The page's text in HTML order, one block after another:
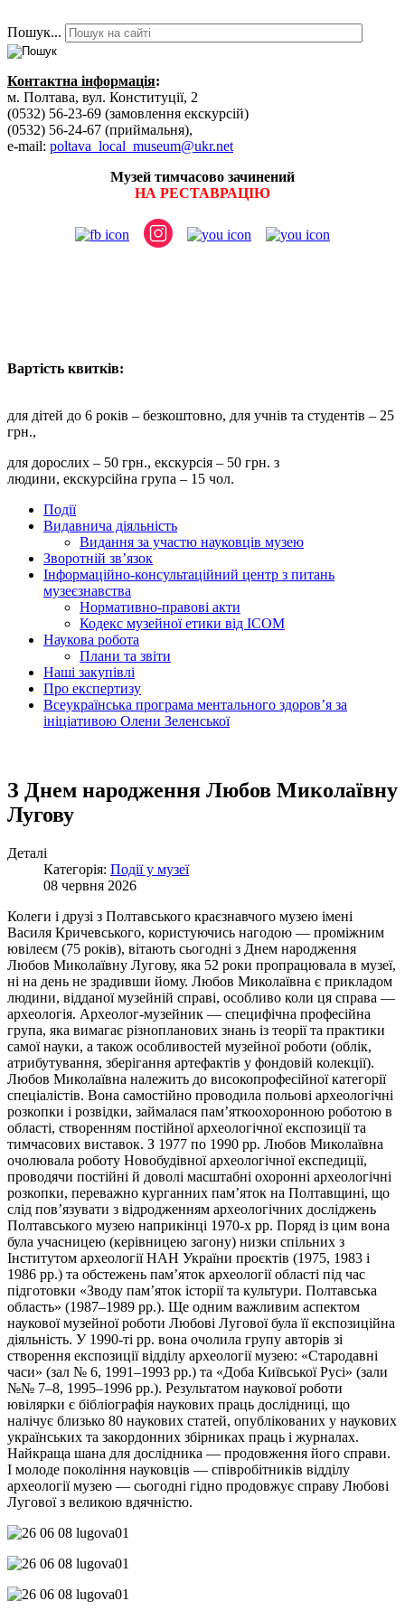
Пошук...
Контактна інформація:
м. Полтава, вул. Конституції, 2
(0532) 56-23-69 (замовлення екскурсій)
(0532) 56-24-67 (приймальня),
e-mail: poltava_local_museum@ukr.net
Музей тимчасово зачинений
НА РЕСТАВРАЦІЮ
Вартість квитків:
для дітей до 6 років – безкоштовно, для учнів та студентів – 25
грн.,
для дорослих – 50 грн., екскурсія – 50 грн. з
людини, екскурсійна група – 15 чол.
Події
Видавнича діяльність
Видання за участю науковців музею
Зворотній зв’язок
Інформаційно-консультаційний центр з питань
музеєзнавства
Нормативно-правові акти
Кодекс музейної етики від ІСОМ
Наукова робота
Плани та звіти
Наші закупівлі
Про експертизу
Всеукраїнська програма ментального здоров’я за
ініціативою Олени Зеленської
З Днем народження Любов Миколаївну
Лугову
Деталі
Категорія: Події у музеї
08 червня 2026
Колеги і друзі з Полтавського краєзнавчого музею імені
Василя Кричевського, користуючись нагодою — проміжним
ювілеєм (75 років), вітають сьогодні з Днем народження
Любов Миколаївну Лугову, яка 52 роки пропрацювала в музеї,
ні на день не зрадивши йому. Любов Миколаївна є прикладом
людини, відданої музейній справі, особливо коли ця справа —
археологія. Археолог-музейник — специфічна професійна
група, яка вимагає різнопланових знань із теорії та практики
самої науки, а також особливостей музейної роботи (облік,
атрибутування, зберігання артефактів у фондовій колекції).
Любов Миколаївна належить до високопрофесійної категорії
спеціалістів. Вона самостійно проводила польові археологічні
розкопки і розвідки, займалася пам’яткоохоронною роботою в
області, створенням постійної археологічної експозиції та
тимчасових виставок. З 1977 по 1990 рр. Любов Миколаївна
очолювала роботу Новобудівної археологічної експедиції,
проводячи постійні й доволі масштабні охоронні археологічні
розкопки, переважно курганних пам’яток на Полтавщині, що
слід пов’язувати з відродженням археологічних досліджень
Полтавського музею наприкінці 1970-х рр. Поряд із цим вона
була учасницею (керівницею загону) низки спільних з
Інститутом археології НАН України проєктів (1975, 1983 і
1986 рр.) та обстежень пам’яток археології області під час
підготовки «Зводу пам’яток історії та культури. Полтавська
область» (1987–1989 рр.). Ще одним важливим аспектом
наукової музейної роботи Любові Лугової була її експозиційна
діяльність. У 1990-ті рр. вона очолила групу авторів зі
створення експозиції відділу археології музею: «Стародавні
часи» (зал № 6, 1991–1993 рр.) та «Доба Київської Русі» (зали
№№ 7–8, 1995–1996 рр.). Результатом наукової роботи
ювілярки є бібліографія наукових праць дослідниці, що
налічує близько 80 наукових статей, опублікованих у наукових
українських та закордонних збірниках праць і журналах.
Найкраща шана для дослідника — продовження його справи.
І молоде покоління науковців — співробітників відділу
археології музею — сьогодні гідно продовжує справу Любові
Лугової з великою вдячністю.